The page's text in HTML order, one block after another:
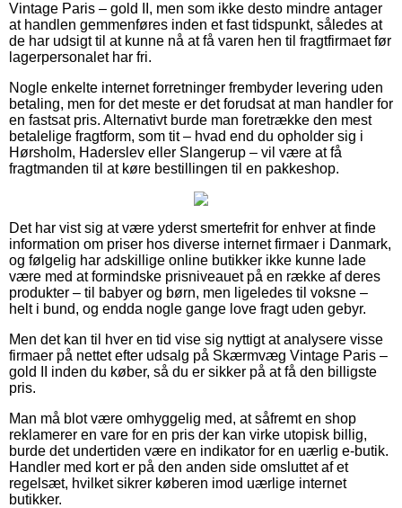
Vintage Paris – gold II, men som ikke desto mindre antager
at handlen gemmenføres inden et fast tidspunkt, således at
de har udsigt til at kunne nå at få varen hen til fragtfirmaet før
lagerpersonalet har fri.
Nogle enkelte internet forretninger frembyder levering uden
betaling, men for det meste er det forudsat at man handler for
en fastsat pris. Alternativt burde man foretrække den mest
betalelige fragtform, som tit – hvad end du opholder sig i
Hørsholm, Haderslev eller Slangerup – vil være at få
fragtmanden til at køre bestillingen til en pakkeshop.
Det har vist sig at være yderst smertefrit for enhver at finde
information om priser hos diverse internet firmaer i Danmark,
og følgelig har adskillige online butikker ikke kunne lade
være med at formindske prisniveauet på en række af deres
produkter – til babyer og børn, men ligeledes til voksne –
helt i bund, og endda nogle gange love fragt uden gebyr.
Men det kan til hver en tid vise sig nyttigt at analysere visse
firmaer på nettet efter udsalg på Skærmvæg Vintage Paris –
gold II inden du køber, så du er sikker på at få den billigste
pris.
Man må blot være omhyggelig med, at såfremt en shop
reklamerer en vare for en pris der kan virke utopisk billig,
burde det undertiden være en indikator for en uærlig e-butik.
Handler med kort er på den anden side omsluttet af et
regelsæt, hvilket sikrer køberen imod uærlige internet
butikker.